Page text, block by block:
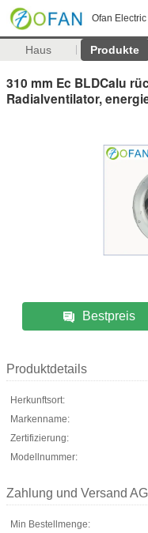
Ofan Electric
Haus Produkte
310 mm Ec BLDCalu
Radialventilator,
Bestpreis
Produktdetails
Herkunftsort:
Markenname:
Zertifizierung:
Modellnummer:
Zahlung und Versand
Min Bestellmenge: